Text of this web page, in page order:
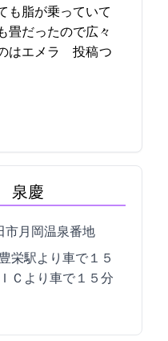
も脂が乗っていて
畳だったので広々
10-20 11:46:53投稿つ
泉慶
月岡温泉453番地
栄駅より車で１５
Ｃより車で１５分